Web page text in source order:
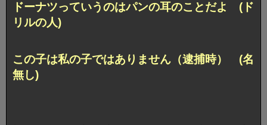
ドーナツっていうのはパンの耳のことだよ (ド
リルの人)
この子は私の子ではありません（逮捕時） (名
無し)